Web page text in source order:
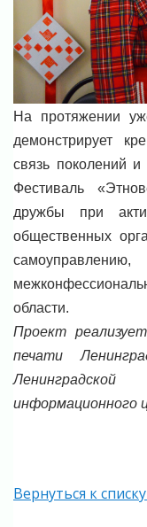
На протяжении
демонстрирует
связь поколений и
Фестиваль
дружбы при
общественных
области.
Проект
печати
информационного
Вернуться к